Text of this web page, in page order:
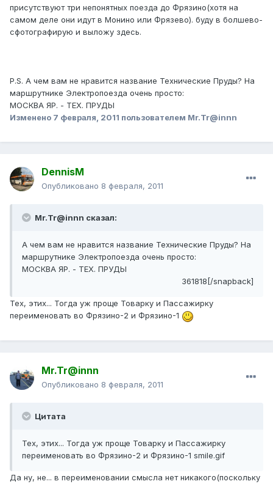
присутствуют три непонятных поезда до Фрязино(хотя на
самом деле они идут в Монино или Фрязево). буду в болшево-
сфотографирую и выложу здесь.
P.S. А чем вам не нравится название Технические Пруды? На
маршрутнике Электропоезда очень просто:
МОСКВА ЯР. - ТЕХ. ПРУДЫ
Изменено 7 февраля, 2011 пользователем Mr.Tr@innn
DennisM
Опубликовано 8 февраля, 2011
Mr.Tr@innn сказал:
А чем вам не нравится название Технические Пруды? На
маршрутнике Электропоезда очень просто:
МОСКВА ЯР. - ТЕХ. ПРУДЫ
361818[/snapback]
Тех, этих... Тогда уж проще Товарку и Пассажирку
переименовать во Фрязино-2 и Фрязино-1
Mr.Tr@innn
Опубликовано 8 февраля, 2011
Цитата
Тех, этих... Тогда уж проще Товарку и Пассажирку
переименовать во Фрязино-2 и Фрязино-1 smile.gif
Да ну, не... в переименовании смысла нет никакого(поскольку